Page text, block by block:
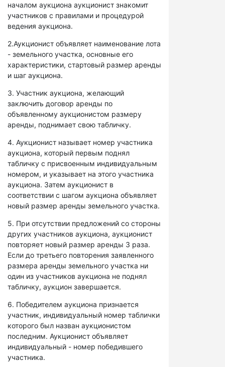
началом аукциона аукционист знакомит
участников с правилами и процедурой
ведения аукциона.
2.Аукционист объявляет наименование лота
- земельного участка, основные его
характеристики, стартовый размер аренды
и шаг аукциона.
3. Участник аукциона, желающий
заключить договор аренды по
объявленному аукционистом размеру
аренды, поднимает свою табличку.
4. Аукционист называет номер участника
аукциона, который первым поднял
табличку с присвоенным индивидуальным
номером, и указывает на этого участника
аукциона. Затем аукционист в
соответствии с шагом аукциона объявляет
новый размер аренды земельного участка.
5. При отсутствии предложений со стороны
других участников аукциона, аукционист
повторяет новый размер аренды 3 раза.
Если до третьего повторения заявленного
размера аренды земельного участка ни
один из участников аукциона не поднял
табличку, аукцион завершается.
6. Победителем аукциона признается
участник, индивидуальный номер таблички
которого был назван аукционистом
последним. Аукционист объявляет
индивидуальный - номер победившего
участника.